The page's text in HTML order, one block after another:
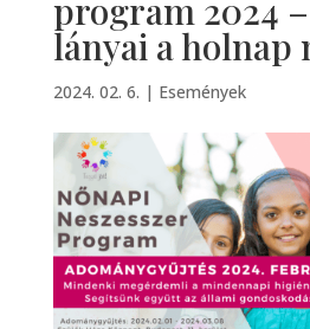
program 2024
lányai a holnap
2024. 02. 6. | Események